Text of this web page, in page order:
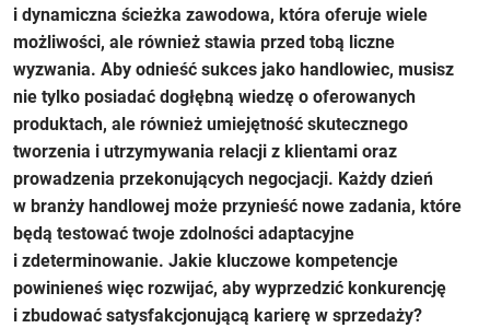
i dynamiczna ścieżka zawodowa, która oferuje wiele
możliwości, ale również stawia przed tobą liczne
wyzwania. Aby odnieść sukces jako handlowiec, musisz
nie tylko posiadać dogłębną wiedzę o oferowanych
produktach, ale również umiejętność skutecznego
tworzenia i utrzymywania relacji z klientami oraz
prowadzenia przekonujących negocjacji. Każdy dzień
w branży handlowej może przynieść nowe zadania, które
będą testować twoje zdolności adaptacyjne
i zdeterminowanie. Jakie kluczowe kompetencje
powinieneś więc rozwijać, aby wyprzedzić konkurencję
i zbudować satysfakcjonującą karierę w sprzedaży?